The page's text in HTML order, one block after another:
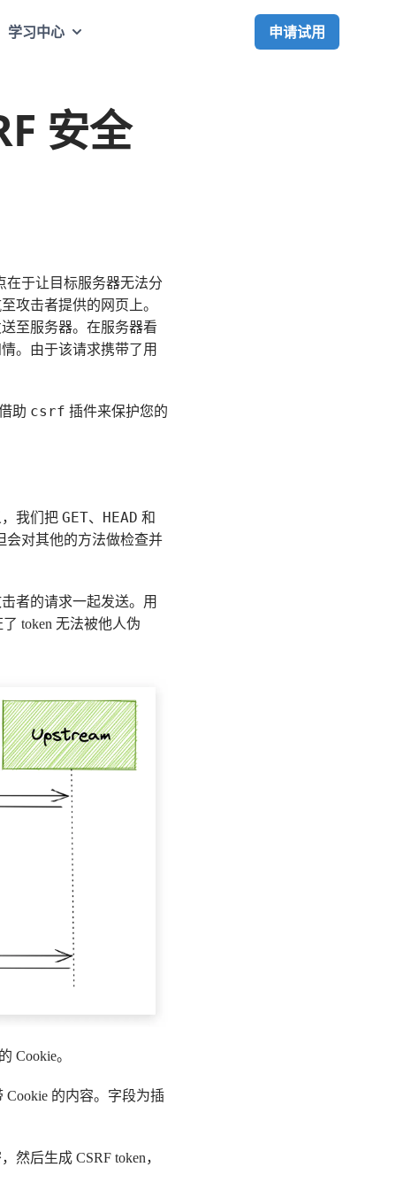
学习中心 申请试用
安全
在于让目标服务器无法分
攻击者提供的网页上。
至服务器。在服务器看
。由于该请求携带了用
助 csrf 插件来保护您的
我们把 GET、 HEAD 和
会对其他的方法做检查并
者的请求一起发送。用
token 无法被他人伪
的 Cookie。
的内容。字段为插
然后生成 CSRF token，